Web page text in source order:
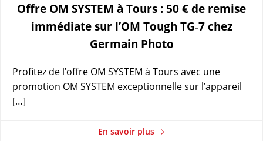
Offre OM SYSTEM à Tours : 50 € de remise
immédiate sur l’OM Tough TG‑7 chez
Germain Photo
Profitez de l’offre OM SYSTEM à Tours avec une
promotion OM SYSTEM exceptionnelle sur l’appareil
[…]
En savoir plus